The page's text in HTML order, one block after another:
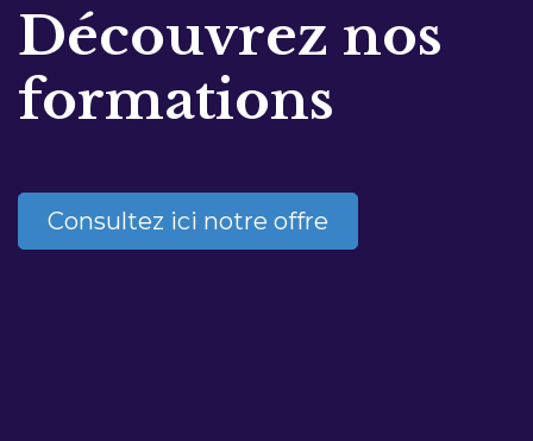
Découvrez nos
formations
Consultez ici notre offre